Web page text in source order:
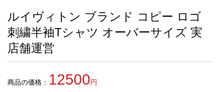
お
す
す
め
商
ルイヴィトン ブランド コピー ロゴ
刺繍半袖Tシャツ オーバーサイズ 実
店舗運営
商品の価格： 12500円